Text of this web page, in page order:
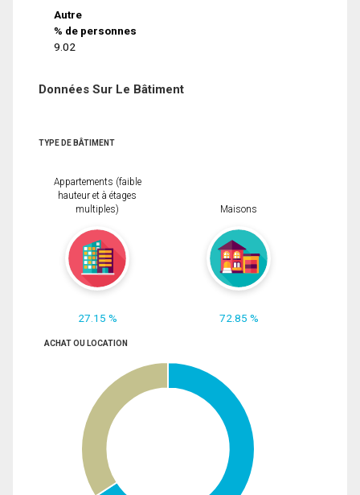
Autre
% de personnes
9.02
Données Sur Le Bâtiment
TYPE DE BÂTIMENT
Appartements (faible
hauteur et à étages
multiples)
27.15 %
Maisons
72.85 %
ACHAT OU LOCATION